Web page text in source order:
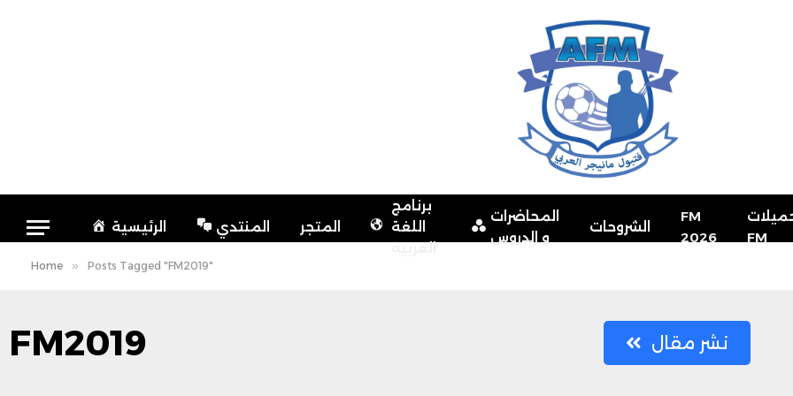
الرئيسية المنتدي المتجر
برنامج
اللغة
العربية
المحاضرات
و الدروس
الشروحات
FM
2026
FM
Home » Posts Tagged "FM2019"
FM2019 نشر مقال